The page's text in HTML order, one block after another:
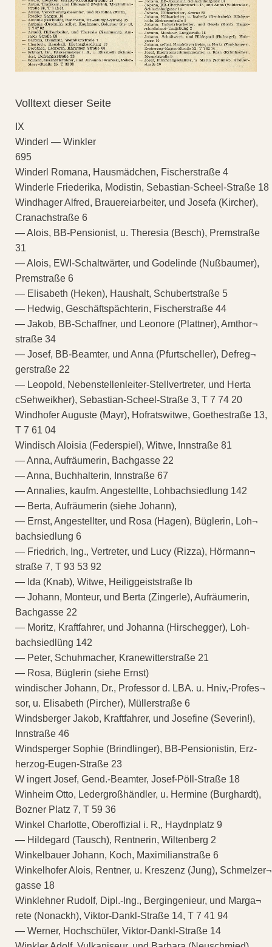
Volltext dieser Seite
IX
Winderl — Winkler
695
Winderl Romana, Hausmädchen, Fischerstraße 4
Winderle Friederika, Modistin, Sebastian-Scheel-Straße 18
Windhager Alfred, Brauereiarbeiter, und Josefa (Kircher),
Cranachstraße 6
— Alois, BB-Pensionist, u. Theresia (Besch), Premstraße
31
— Alois, EWI-Schaltwärter, und Godelinde (Nußbaumer),
Premstraße 6
— Elisabeth (Heken), Haushalt, Schubertstraße 5
— Hedwig, Geschäftspächterin, Fischerstraße 44
— Jakob, BB-Schaffner, und Leonore (Plattner), Amthor¬
straße 34
— Josef, BB-Beamter, und Anna (Pfurtscheller), Defreg¬
gerstraße 22
— Leopold, Nebenstellenleiter-Stellvertreter, und Herta
cSehweikher), Sebastian-Scheel-Straße 3, T 7 74 20
Windhofer Auguste (Mayr), Hofratswitwe, Goethestraße 13,
T 7 61 04
Windisch Aloisia (Federspiel), Witwe, Innstraße 81
— Anna, Aufräumerin, Bachgasse 22
— Anna, Buchhalterin, Innstraße 67
— Annalies, kaufm. Angestellte, Lohbachsiedlung 142
— Berta, Aufräumerin (siehe Johann),
— Ernst, Angestellter, und Rosa (Hagen), Büglerin, Loh¬
bachsiedlung 6
— Friedrich, Ing., Vertreter, und Lucy (Rizza), Hörmann¬
straße 7, T 93 53 92
— Ida (Knab), Witwe, Heiliggeiststraße lb
— Johann, Monteur, und Berta (Zingerle), Aufräumerin,
Bachgasse 22
— Moritz, Kraftfahrer, und Johanna (Hirschegger), Loh-
bachsiedlüng 142
— Peter, Schuhmacher, Kranewitterstraße 21
— Rosa, Büglerin (siehe Ernst)
windischer Johann, Dr., Professor d. LBA. u. Hniv,-Profes¬
sor, u. Elisabeth (Pircher), Müllerstraße 6
Windsberger Jakob, Kraftfahrer, und Josefine (Severin!),
Innstraße 46
Windsperger Sophie (Brindlinger), BB-Pensionistin, Erz-
herzog-Eugen-Straße 23
W ingert Josef, Gend.-Beamter, Josef-Pöll-Straße 18
Winheim Otto, Ledergroßhändler, u. Hermine (Burghardt),
Bozner Platz 7, T 59 36
Winkel Charlotte, Oberoffizial i. R,, Haydnplatz 9
— Hildegard (Tausch), Rentnerin, Wiltenberg 2
Winkelbauer Johann, Koch, Maximilianstraße 6
Winkelhofer Alois, Rentner, u. Kreszenz (Jung), Schmelzer¬
gasse 18
Winklehner Rudolf, Dipl.-Ing., Bergingenieur, und Marga¬
rete (Nonackh), Viktor-Dankl-Straße 14, T 7 41 94
— Werner, Hochschüler, Viktor-Dankl-Straße 14